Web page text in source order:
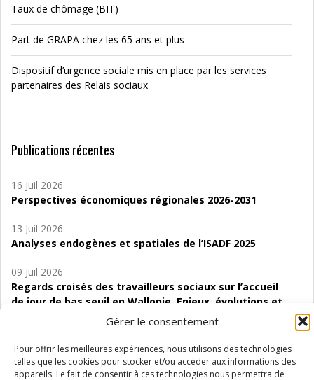
Gérer le consentement
Pour offrir les meilleures expériences, nous utilisons des technologies
telles que les cookies pour stocker et/ou accéder aux informations des
appareils. Le fait de consentir à ces technologies nous permettra de
Taux de chômage (BIT)
Part de GRAPA chez les 65 ans et plus
Dispositif d’urgence sociale mis en place par les services
partenaires des Relais sociaux
Publications récentes
16 Juil 2026
Perspectives économiques régionales 2026-2031
13 Juil 2026
Analyses endogènes et spatiales de l’ISADF 2025
09 Juil 2026
Regards croisés des travailleurs sociaux sur l’accueil
de jour de bas seuil en Wallonie. Enjeux, évolutions et
06 Juil 2026
Étude d’évaluabilité des Structures
d’accompagnement à l’autocréation d’emploi (SAACE)